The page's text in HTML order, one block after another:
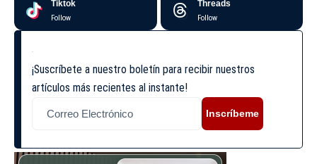
Tiktok
Follow
Threads
Follow
¡Suscríbete a nuestro boletín para recibir nuestros
artículos más recientes al instante!
Inscríbeme